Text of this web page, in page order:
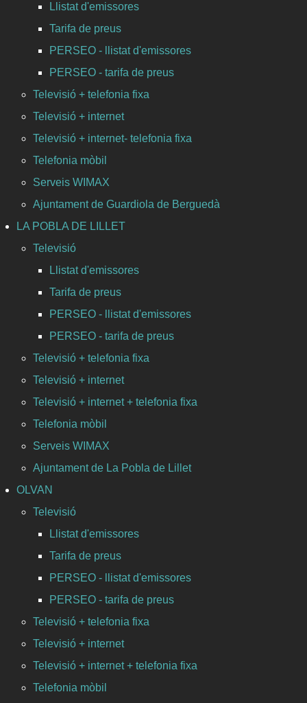
Llistat d'emissores
Tarifa de preus
PERSEO - llistat d'emissores
PERSEO - tarifa de preus
Televisió + telefonia fixa
Televisió + internet
Televisió + internet- telefonia fixa
Telefonia mòbil
Serveis WIMAX
Ajuntament de Guardiola de Berguedà
LA POBLA DE LILLET
Televisió
Llistat d'emissores
Tarifa de preus
PERSEO - llistat d'emissores
PERSEO - tarifa de preus
Televisió + telefonia fixa
Televisió + internet
Televisió + internet + telefonia fixa
Telefonia mòbil
Serveis WIMAX
Ajuntament de La Pobla de Lillet
OLVAN
Televisió
Llistat d'emissores
Tarifa de preus
PERSEO - llistat d'emissores
PERSEO - tarifa de preus
Televisió + telefonia fixa
Televisió + internet
Televisió + internet + telefonia fixa
Telefonia mòbil